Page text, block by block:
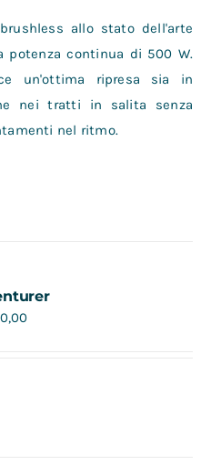
allo stato dell'arte
potenza continua di 500 W.
un'ottima ripresa sia in
nei tratti in salita senza
nel ritmo.